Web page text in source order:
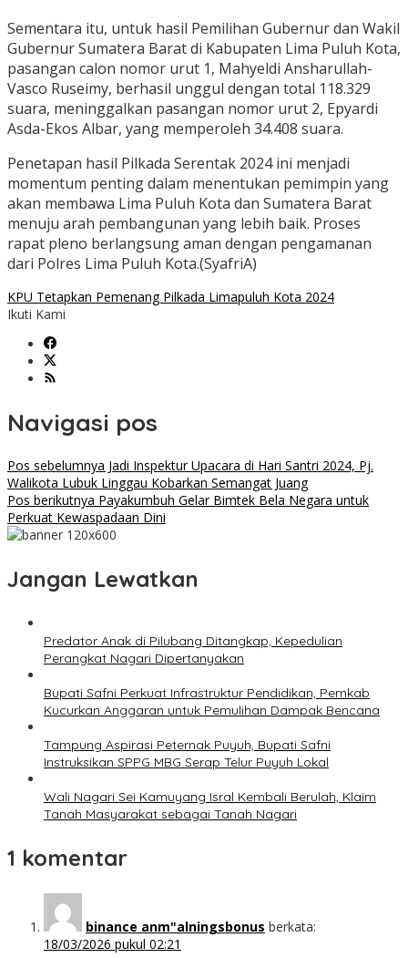
​Sementara itu, untuk hasil Pemilihan Gubernur dan Wakil
Gubernur Sumatera Barat di Kabupaten Lima Puluh Kota,
pasangan calon nomor urut 1, Mahyeldi Ansharullah-
Vasco Ruseimy, berhasil unggul dengan total 118.329
suara, meninggalkan pasangan nomor urut 2, Epyardi
Asda-Ekos Albar, yang memperoleh 34.408 suara.
Penetapan hasil Pilkada Serentak 2024 ini menjadi
momentum penting dalam menentukan pemimpin yang
akan membawa Lima Puluh Kota dan Sumatera Barat
menuju arah pembangunan yang lebih baik. Proses
rapat pleno berlangsung aman dengan pengamanan
dari Polres Lima Puluh Kota.(SyafriA)
KPU Tetapkan Pemenang Pilkada Limapuluh Kota 2024
Ikuti Kami
Navigasi pos
Pos sebelumnya Jadi Inspektur Upacara di Hari Santri 2024, Pj.
Walikota Lubuk Linggau Kobarkan Semangat Juang
Pos berikutnya Payakumbuh Gelar Bimtek Bela Negara untuk
Perkuat Kewaspadaan Dini
Jangan Lewatkan
Predator Anak di Pilubang Ditangkap, Kepedulian
Perangkat Nagari Dipertanyakan
Bupati Safni Perkuat Infrastruktur Pendidikan, Pemkab
Kucurkan Anggaran untuk Pemulihan Dampak Bencana
Tampung Aspirasi Peternak Puyuh, Bupati Safni
Instruksikan SPPG MBG Serap Telur Puyuh Lokal
Wali Nagari Sei Kamuyang Isral Kembali Berulah, Klaim
Tanah Masyarakat sebagai Tanah Nagari
1 komentar
binance anm"alningsbonus berkata:
18/03/2026 pukul 02:21